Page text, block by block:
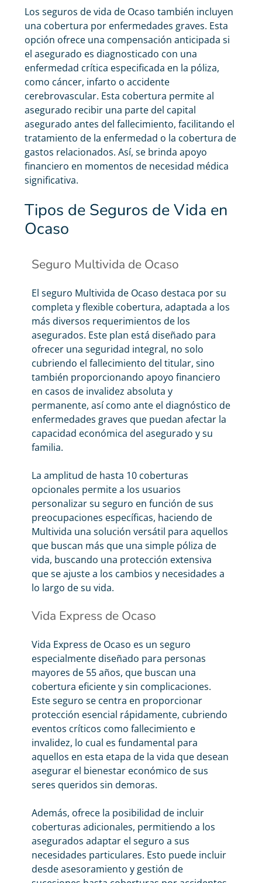
Los seguros de vida de Ocaso también incluyen
una cobertura por enfermedades graves. Esta
opción ofrece una compensación anticipada si
el asegurado es diagnosticado con una
enfermedad crítica especificada en la póliza,
como cáncer, infarto o accidente
cerebrovascular. Esta cobertura permite al
asegurado recibir una parte del capital
asegurado antes del fallecimiento, facilitando el
tratamiento de la enfermedad o la cobertura de
gastos relacionados. Así, se brinda apoyo
financiero en momentos de necesidad médica
significativa.
Tipos de Seguros de Vida en
Ocaso
Seguro Multivida de Ocaso
El seguro Multivida de Ocaso destaca por su
completa y flexible cobertura, adaptada a los
más diversos requerimientos de los
asegurados. Este plan está diseñado para
ofrecer una seguridad integral, no solo
cubriendo el fallecimiento del titular, sino
también proporcionando apoyo financiero
en casos de invalidez absoluta y
permanente, así como ante el diagnóstico de
enfermedades graves que puedan afectar la
capacidad económica del asegurado y su
familia.
La amplitud de hasta 10 coberturas
opcionales permite a los usuarios
personalizar su seguro en función de sus
preocupaciones específicas, haciendo de
Multivida una solución versátil para aquellos
que buscan más que una simple póliza de
vida, buscando una protección extensiva
que se ajuste a los cambios y necesidades a
lo largo de su vida.
Vida Express de Ocaso
Vida Express de Ocaso es un seguro
especialmente diseñado para personas
mayores de 55 años, que buscan una
cobertura eficiente y sin complicaciones.
Este seguro se centra en proporcionar
protección esencial rápidamente, cubriendo
eventos críticos como fallecimiento e
invalidez, lo cual es fundamental para
aquellos en esta etapa de la vida que desean
asegurar el bienestar económico de sus
seres queridos sin demoras.
Además, ofrece la posibilidad de incluir
coberturas adicionales, permitiendo a los
asegurados adaptar el seguro a sus
necesidades particulares. Esto puede incluir
desde asesoramiento y gestión de